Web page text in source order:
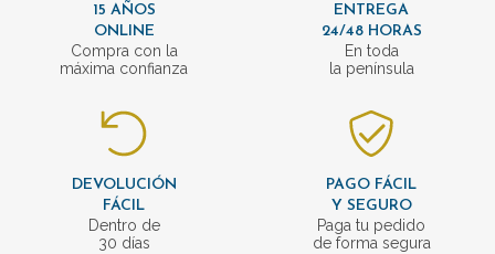
15 AÑOS
ONLINE
Compra con la
máxima confianza
ENTREGA
24/48 HORAS
En toda
la península
DEVOLUCIÓN
FÁCIL
Dentro de
30 días
PAGO FÁCIL
Y SEGURO
Paga tu pedido
de forma segura